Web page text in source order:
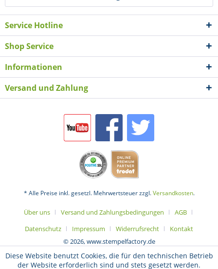
Service Hotline
Shop Service
Informationen
Versand und Zahlung
* Alle Preise inkl. gesetzl. Mehrwertsteuer zzgl.Versandkosten.
Über uns Versand und Zahlungsbedingungen
AGB
Datenschutz
Impressum Widerrufsrecht
Kontakt
© 2026, www.stempelfactory.de
Diese Website benutzt Cookies, die für den technischen Betrieb
der Website erforderlich sind und stets gesetzt werden.